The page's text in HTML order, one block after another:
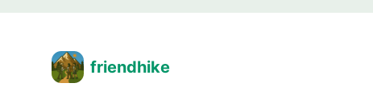
friendhike